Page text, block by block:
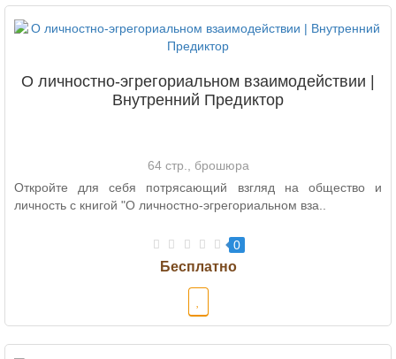
О личностно-эгрегориальном взаимодействии |
Внутренний Предиктор
64 стр., брошюра
Откройте для себя потрясающий взгляд на общество и
личность с книгой "О личностно-эгрегориальном вза..
0